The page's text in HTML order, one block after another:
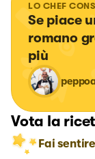
LO CHEF
Se piace
romano
più
Vota la
Fai